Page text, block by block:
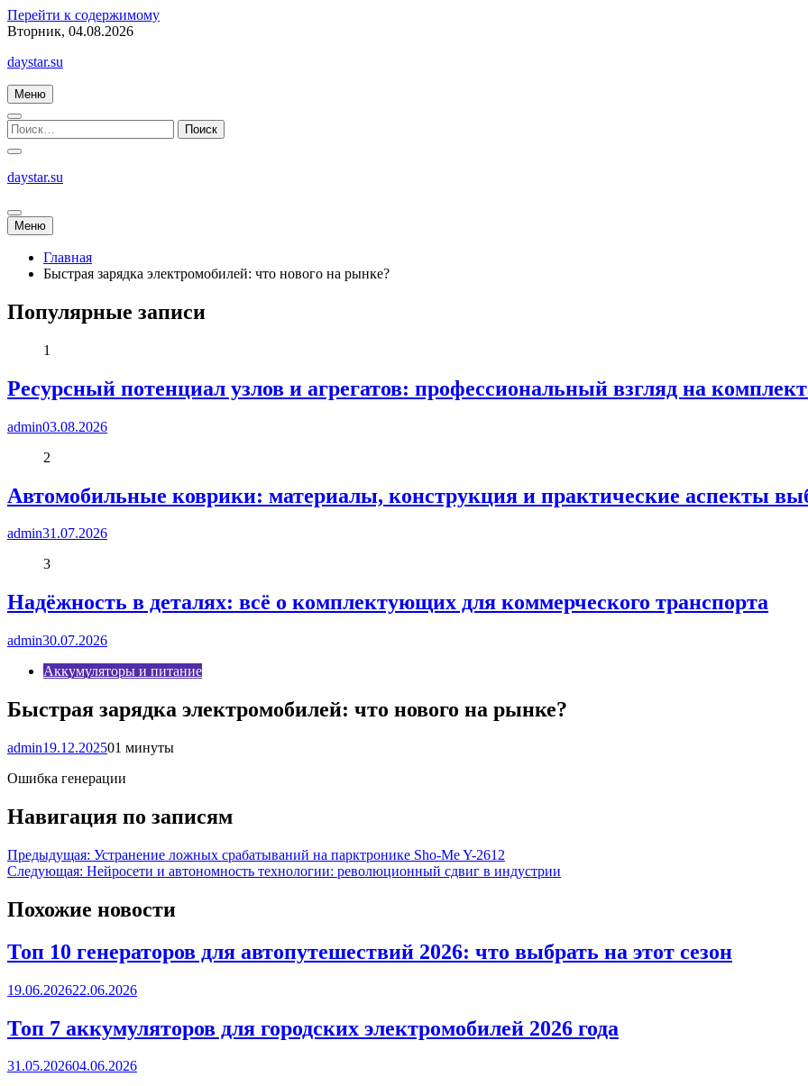
Перейти к содержимому
Вторник, 04.08.2026
daystar.su
Меню
daystar.su
Меню
Главная
Быстрая зарядка электромобилей: что нового на рынке?
Популярные записи
1
Ресурсный потенциал узлов и агрегатов: профессиональный взгляд на
admin03.08.2026
2
Автомобильные коврики: материалы, конструкция и практические аспекты
admin31.07.2026
3
Надёжность в деталях: всё о комплектующих для коммерческого транспорта
admin30.07.2026
Аккумуляторы и питание
Быстрая зарядка электромобилей: что нового на рынке?
admin19.12.202501 минуты
Ошибка генерации
Навигация по записям
Предыдущая: Устранение ложных срабатываний на парктронике Sho-Me Y-2612
Следующая: Нейросети и автономность технологии: революционный сдвиг в индустрии
Похожие новости
Топ 10 генераторов для автопутешествий 2026: что выбрать на этот сезон
19.06.202622.06.2026
Топ 7 аккумуляторов для городских электромобилей 2026 года
31.05.202604.06.2026